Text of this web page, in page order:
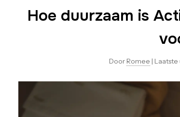
Hoe duurzaam is
Door Romee | Laatste